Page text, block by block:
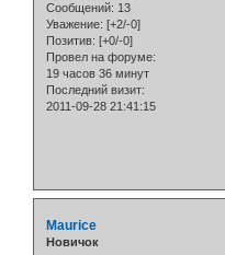
Сообщений: 13
Уважение: [+2/-0]
Позитив: [+0/-0]
Провел на форуме:
19 часов 36 минут
Последний визит:
2011-09-28 21:41:15
Maurice
Новичок